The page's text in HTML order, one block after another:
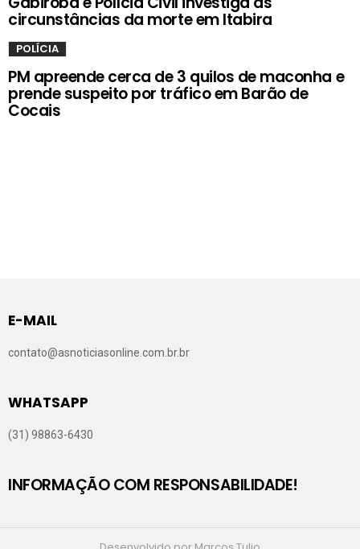
circunstâncias da morte em Itabira
POLÍCIA
PM apreende cerca de 3 quilos de maconha e
prende suspeito por tráfico em Barão de
Cocais
E-MAIL
contato@asnoticiasonline.com.br.br
WHATSAPP
(31) 98863-6430
INFORMAÇÃO COM RESPONSABILIDADE!